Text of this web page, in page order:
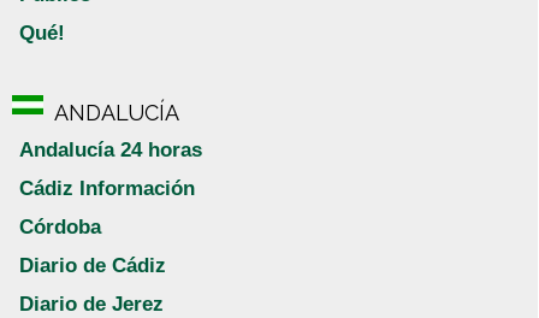
Qué!
ANDALUCÍA
Andalucía 24 horas
Cádiz Información
Córdoba
Diario de Cádiz
Diario de Jerez